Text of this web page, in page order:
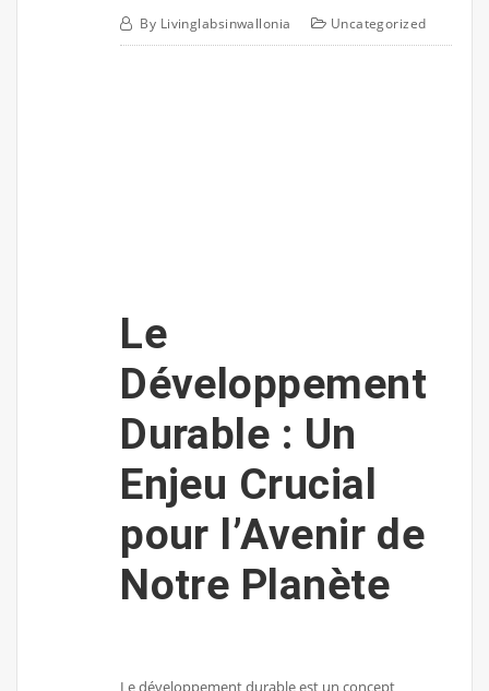
By Livinglabsinwallonia Uncategorized
Le
Développement
Durable : Un
Enjeu Crucial
pour l’Avenir de
Notre Planète
Le développement durable est un concept